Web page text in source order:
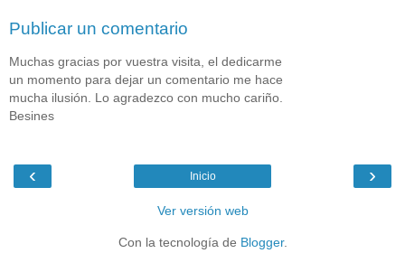
Publicar un comentario
Muchas gracias por vuestra visita, el dedicarme
un momento para dejar un comentario me hace
mucha ilusión. Lo agradezco con mucho cariño.
Besines
‹ ›
Inicio
Ver versión web
Con la tecnología de Blogger.